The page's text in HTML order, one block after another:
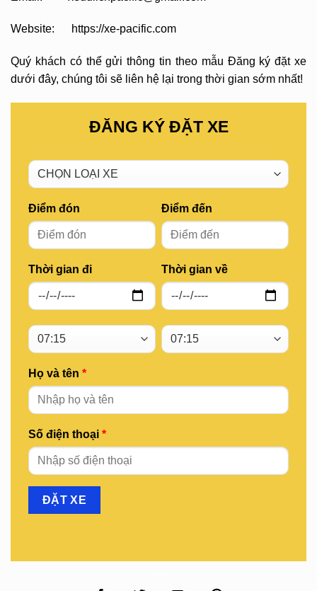
Website: https://xe-pacific.com
Quý khách có thể gửi thông tin theo mẫu Đăng ký đặt xe
dưới đây, chúng tôi sẽ liên hệ lại trong thời gian sớm nhất!
ĐĂNG KÝ ĐẶT XE
Điểm đón
Thời gian đi
Điểm đến
Thời gian về
Họ và tên *
Số điện thoại *